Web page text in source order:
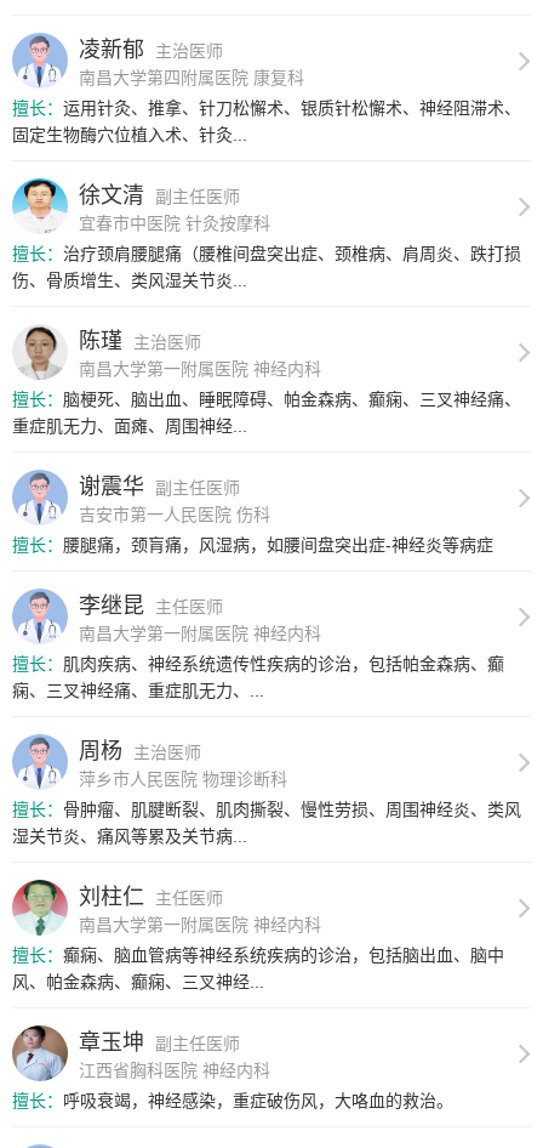
凌新郁
主治医师
南昌大学第四附属医院 康复科
擅长： 运用针灸、推拿、针刀松懈术、银质针松懈术、神经阻滞术、
固定生物酶穴位植入术、针灸...
徐文清
副主任医师
宜春市中医院 针灸按摩科
擅长： 治疗颈肩腰腿痛（腰椎间盘突出症、颈椎病、肩周炎、跌打损
伤、骨质增生、类风湿关节炎...
陈瑾
主治医师
南昌大学第一附属医院 神经内科
擅长： 脑梗死、脑出血、睡眠障碍、帕金森病、癫痫、三叉神经痛、
重症肌无力、面瘫、周围神经...
谢震华
副主任医师
吉安市第一人民医院 伤科
擅长： 腰腿痛，颈肓痛，风湿病，如腰间盘突出症-神经炎等病症
李继昆
主任医师
南昌大学第一附属医院 神经内科
擅长： 肌肉疾病、神经系统遗传性疾病的诊治，包括帕金森病、癫
痫、三叉神经痛、重症肌无力、...
周杨
主治医师
萍乡市人民医院 物理诊断科
擅长： 骨肿瘤、肌腱断裂、肌肉撕裂、慢性劳损、周围神经炎、类风
湿关节炎、痛风等累及关节病...
刘柱仁
主任医师
南昌大学第一附属医院 神经内科
擅长： 癫痫、脑血管病等神经系统疾病的诊治，包括脑出血、脑中
风、帕金森病、癫痫、三叉神经...
章玉坤
副主任医师
江西省胸科医院 神经内科
擅长： 呼吸衰竭，神经感染，重症破伤风，大咯血的救治。